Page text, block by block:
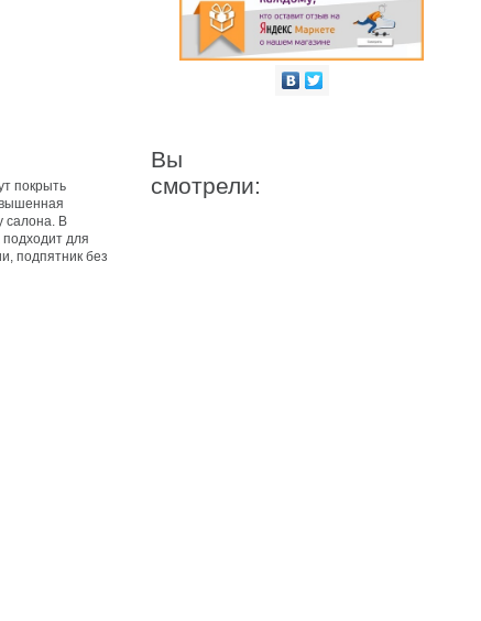
покрыть
салона. В
для
подпятник без
Вы
смотрели: